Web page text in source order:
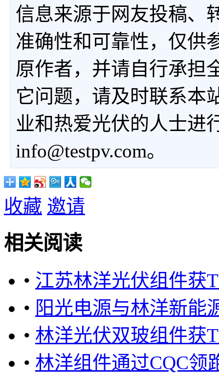
信息来源于网友投稿、
准确性和可靠性，仅供
原作者，并请自行承担
它问题，请及时联系本
业和热爱光伏的人士进
info@testpv.com。
收藏 邀请
相关阅读
• 江苏林洋光伏组件获
• 阳光电源与林洋新能
• 林洋光伏双玻组件获
• 林洋组件通过CQC领